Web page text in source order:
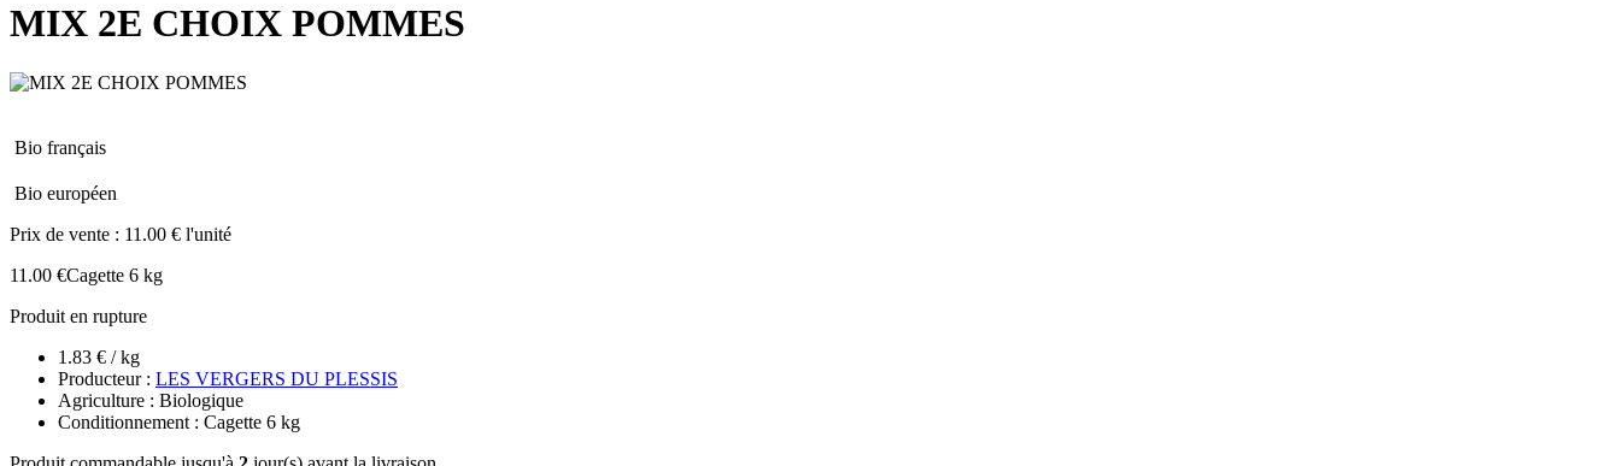
MIX 2E CHOIX POMMES
Bio français
Bio européen
Prix de vente : 11.00 € l'unité
11.00 €Cagette 6 kg
Produit en rupture
1.83 € / kg
Producteur : LES VERGERS DU PLESSIS
Agriculture : Biologique
Conditionnement : Cagette 6 kg